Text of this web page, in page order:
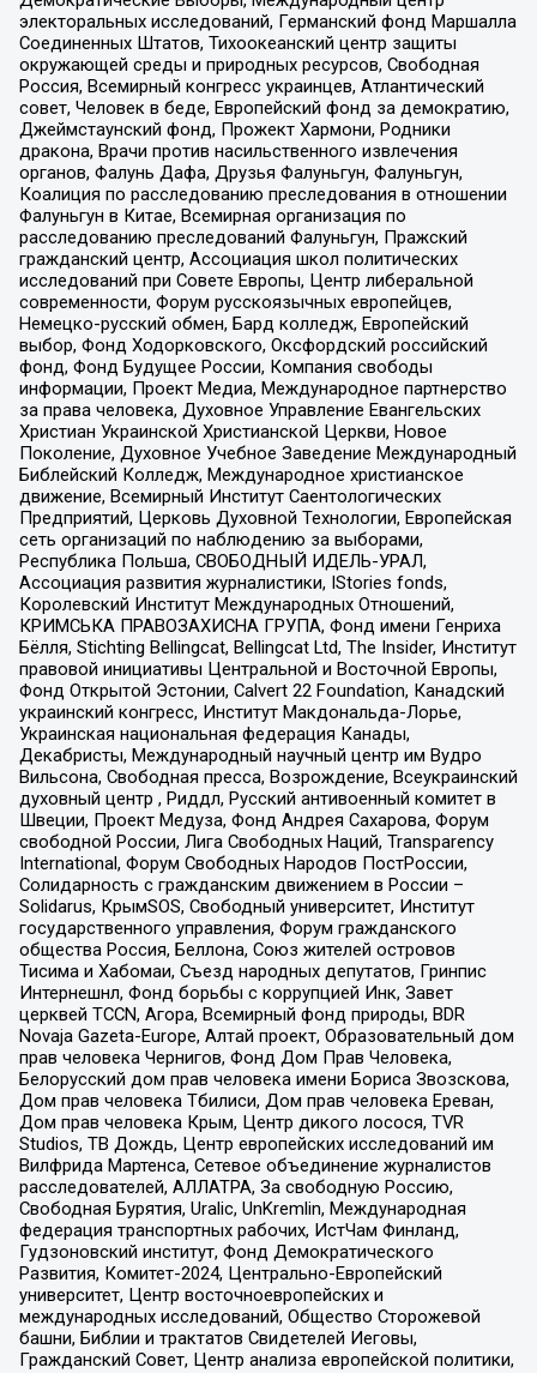
электоральных исследований, Германский фонд Маршалла
Соединенных Штатов, Тихоокеанский центр защиты
окружающей среды и природных ресурсов, Свободная
Россия, Всемирный конгресс украинцев, Атлантический
совет, Человек в беде, Европейский фонд за демократию,
Джеймстаунский фонд, Прожект Хармони, Родники
дракона, Врачи против насильственного извлечения
органов, Фалунь Дафа, Друзья Фалуньгун, Фалуньгун,
Коалиция по расследованию преследования в отношении
Фалуньгун в Китае, Всемирная организация по
расследованию преследований Фалуньгун, Пражский
гражданский центр, Ассоциация школ политических
исследований при Совете Европы, Центр либеральной
современности, Форум русскоязычных европейцев,
Немецко-русский обмен, Бард колледж, Европейский
выбор, Фонд Ходорковского, Оксфордский российский
фонд, Фонд Будущее России, Компания свободы
информации, Проект Медиа, Международное партнерство
за права человека, Духовное Управление Евангельских
Христиан Украинской Христианской Церкви, Новое
Поколение, Духовное Учебное Заведение Международный
Библейский Колледж, Международное христианское
движение, Всемирный Институт Саентологических
Предприятий, Церковь Духовной Технологии, Европейская
сеть организаций по наблюдению за выборами,
Республика Польша, СВОБОДНЫЙ ИДЕЛЬ-УРАЛ,
Ассоциация развития журналистики, IStories fonds,
Королевский Институт Международных Отношений,
КРИМСЬКА ПРАВОЗАХИСНА ГРУПА, Фонд имени Генриха
Бёлля, Stichting Bellingcat, Bellingcat Ltd, The Insider, Институт
правовой инициативы Центральной и Восточной Европы,
Фонд Открытой Эстонии, Calvert 22 Foundation, Канадский
украинский конгресс, Институт Макдональда-Лорье,
Украинская национальная федерация Канады,
Декабристы, Международный научный центр им Вудро
Вильсона, Свободная пресса, Возрождение, Всеукраинский
духовный центр , Риддл, Русский антивоенный комитет в
Швеции, Проект Медуза, Фонд Андрея Сахарова, Форум
свободной России, Лига Свободных Наций, Transparеncy
International, Форум Свободных Народов ПостРоссии,
Солидарность с гражданским движением в России –
Solidarus, КрымSOS, Свободный университет, Институт
государственного управления, Форум гражданского
общества Россия, Беллона, Союз жителей островов
Тисима и Хабомаи, Съезд народных депутатов, Гринпис
Интернешнл, Фонд борьбы с коррупцией Инк, Завет
церквей TCCN, Агора, Всемирный фонд природы, BDR
Novaja Gazeta-Europe, Алтай проект, Образовательный дом
прав человека Чернигов, Фонд Дом Прав Человека,
Белорусский дом прав человека имени Бориса Звозскова,
Дом прав человека Тбилиси, Дом прав человека Ереван,
Дом прав человека Крым, Центр дикого лосося, TVR
Studios, ТВ Дождь, Центр европейских исследований им
Вилфрида Мартенса, Сетевое объединение журналистов
расследователей, АЛЛАТРА, За свободную Россию,
Свободная Бурятия, Uralic, UnKremlin, Международная
федерация транспортных рабочих, ИстЧам Финланд,
Гудзоновский институт, Фонд Демократического
Развития, Комитет-2024, Центрально-Европейский
университет, Центр восточноевропейских и
международных исследований, Общество Сторожевой
башни, Библии и трактатов Свидетелей Иеговы,
Гражданский Совет, Центр анализа европейской политики,